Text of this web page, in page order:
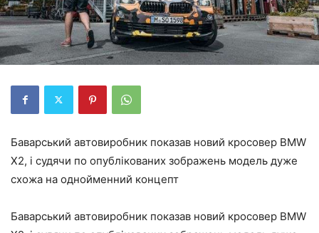
Баварський автовиробник показав новий кросовер BMW
X2, і судячи по опублікованих зображень модель дуже
схожа на однойменний концепт
Баварський автовиробник показав новий кросовер BMW